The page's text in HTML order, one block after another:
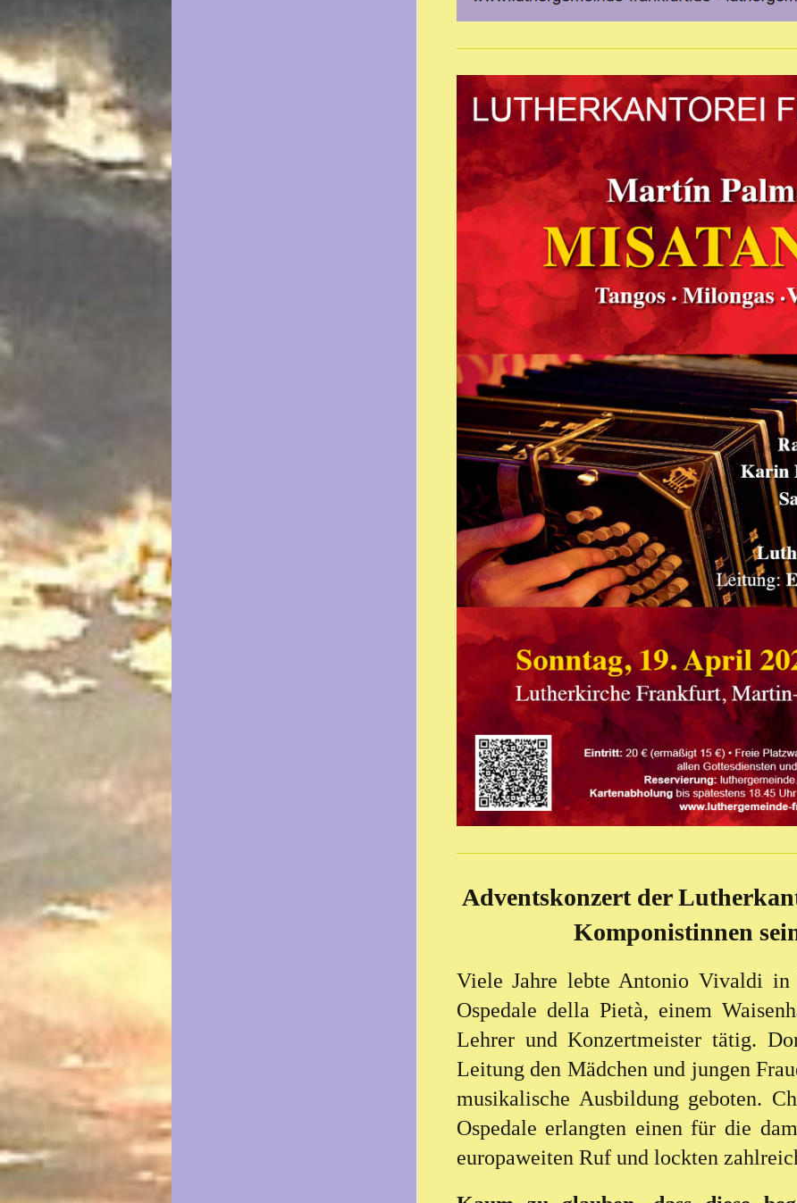
Adventskonzert der
Komponistinnen
Viele Jahre lebte Antonio Vivaldi in
Ospedale della Pietà, einem
Lehrer und Konzertmeister tätig.
Leitung den Mädchen und jungen
musikalische Ausbildung geboten.
Ospedale erlangten einen für die
europaweiten Ruf und lockten